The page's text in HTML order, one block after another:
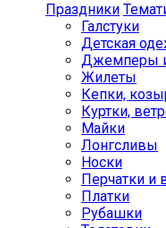
Праздники
Галстуки
Детская
Джемперы
Жилеты
Кепки,
Куртки,
Майки
Лонгсливы
Носки
Перчатки и
Платки
Рубашки